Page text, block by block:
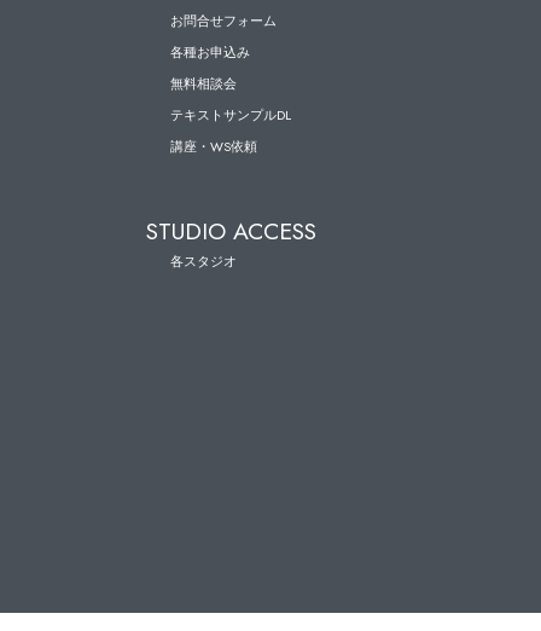
お問合せフォーム
各種お申込み
無料相談会
テキストサンプルDL
講座・WS依頼
STUDIO ACCESS
各スタジオ